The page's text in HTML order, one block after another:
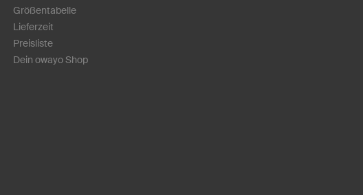
Größentabelle
Lieferzeit
Preisliste
Dein owayo Shop